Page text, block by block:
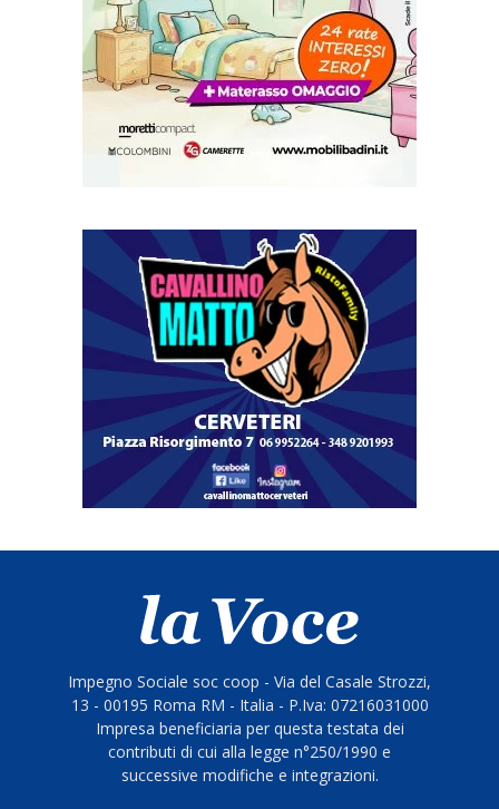
Impegno Sociale soc coop - Via del Casale Strozzi,
13 - 00195 Roma RM - Italia - P.Iva: 07216031000
Impresa beneficiaria per questa testata dei
contributi di cui alla legge n°250/1990 e
successive modifiche e integrazioni.